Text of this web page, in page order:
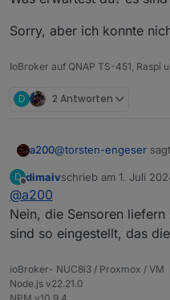
Sorry, aber ich konnte
IoBroker auf QNAP TS-451, Raspi
D 2 Antworten
a200@torsten-engeser
0% oder 100%
Was erwartest du? es
D
Offline
dimaivschrieb am 1. Juli
zuletzt editiert von
@a200
Nein, die Sensoren
sind so eingestellt, das
ioBroker- NUC8i3 / Proxmox / VM
Node.js v22.21.0